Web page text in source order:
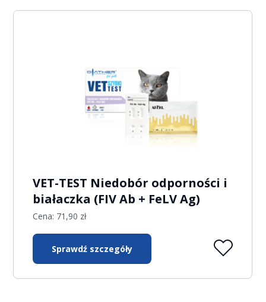
VET-TEST Niedobór odporności i
białaczka (FIV Ab + FeLV Ag)
Cena: 71,90 zł
Sprawdź szczegóły